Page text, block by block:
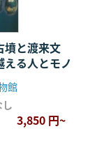
墳と渡来文
る人とモノ
館
3,850 円~